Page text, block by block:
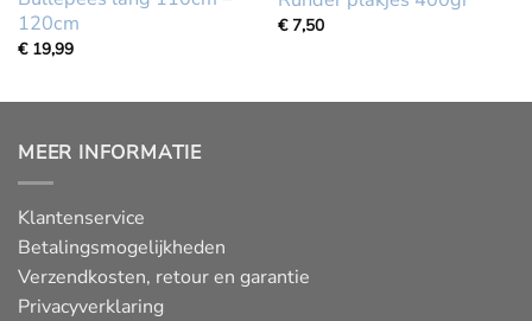
120cm
€ 19,99
€ 7,50
MEER INFORMATIE
Klantenservice
Betalingsmogelijkheden
Verzendkosten, retour en garantie
Privacyverklaring